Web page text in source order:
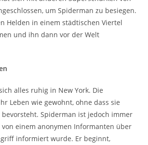
um Spiderman zu besiegen.
Helden in einem städtischen Viertel
und ihn dann vor der Welt
alles ruhig in New York. Die
Leben wie gewohnt, ohne dass sie
Spiderman ist jedoch immer
einem anonymen Informanten über
informiert wurde. Er beginnt,